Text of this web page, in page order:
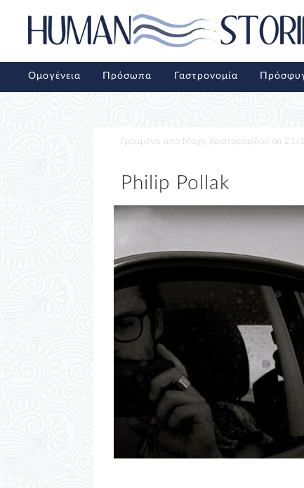
Ομογένεια Πρόσωπα Γαστρονομία
Γραμμένα από Μάχη Χριστοφορίδου on 21/
Philip Pollak